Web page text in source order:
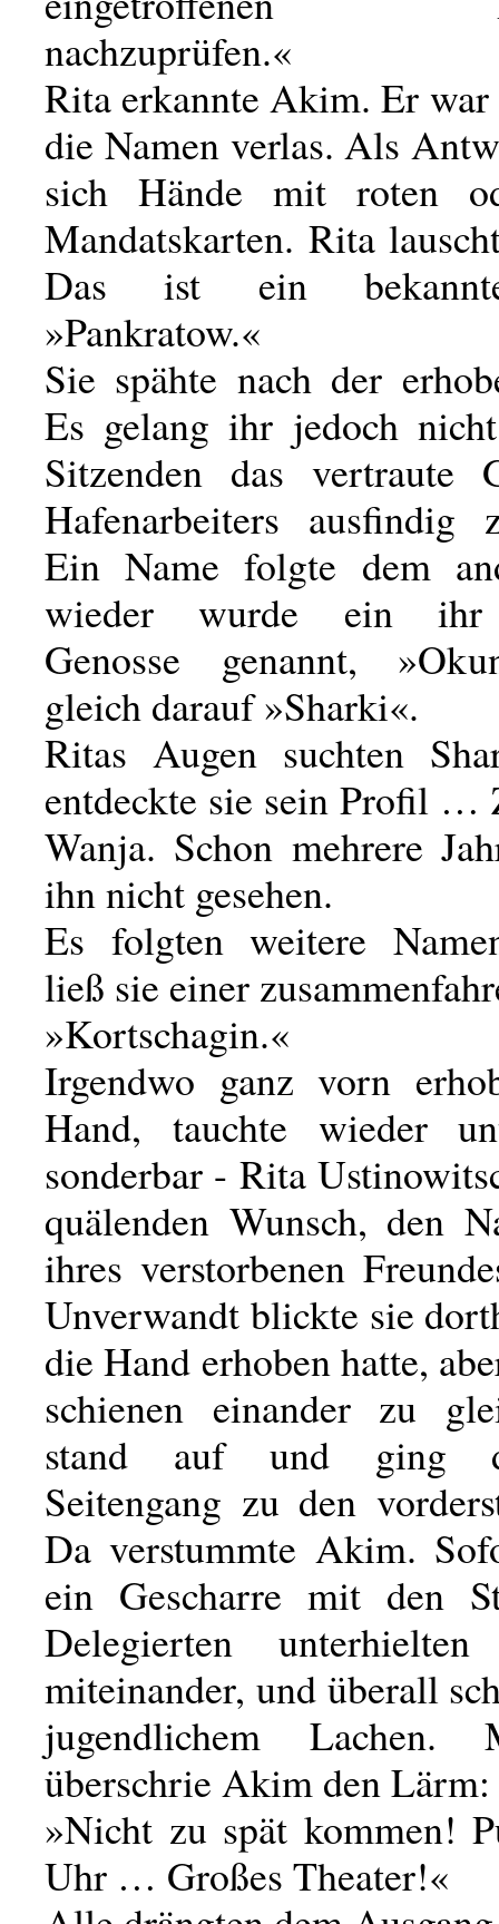
nachzuprüfen.«
Rita erkannte Akim. Er
die Namen verlas. Als
sich Hände mit roten
Mandatskarten. Rita
Das ist ein
»Pankratow.«
Sie spähte nach der
Es gelang ihr jedoch
Sitzenden das vertraute
Hafenarbeiters ausfindig
Ein Name folgte dem
wieder wurde ein ihr
Genosse genannt,
gleich darauf »Sharki«.
Ritas Augen suchten
entdeckte sie sein Profil …
Wanja. Schon mehrere
ihn nicht gesehen.
Es folgten weitere
ließ sie einer
»Kortschagin.«
Irgendwo ganz vorn
Hand, tauchte wieder
sonderbar - Rita
quälenden Wunsch, den
ihres verstorbenen
Unverwandt blickte sie
die Hand erhoben hatte,
schienen einander zu
stand auf und ging
Seitengang zu den
Da verstummte Akim.
ein Gescharre mit den
Delegierten
miteinander, und überall
jugendlichem
überschrie Akim den Lärm:
»Nicht zu spät kommen!
Uhr … Großes Theater!«